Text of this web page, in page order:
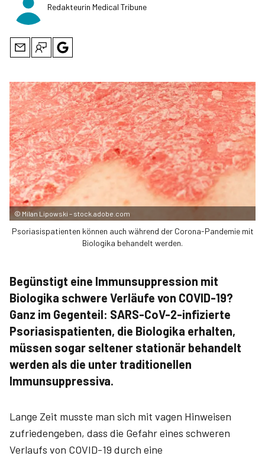
Redakteurin Medical Tribune
©Milan Lipowski – stock.adobe.com
Psoriasispatienten können auch während der Corona-Pandemie mit
Biologika behandelt werden.
Begünstigt eine Immunsuppression mit
Biologika schwere Verläufe von COVID-19?
Ganz im Gegenteil: SARS-CoV-2-infizierte
Psoriasispatienten, die Biologika erhalten,
müssen sogar seltener stationär behandelt
werden als die unter traditionellen
Immunsuppressiva.
Lange Zeit musste man sich mit vagen Hinweisen
zufriedengeben, dass die Gefahr eines schweren
Verlaufs von COVID-19 durch eine